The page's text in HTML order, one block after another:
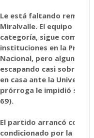
Le está faltando
Miralvalle. El equipo
categoría, sigue
instituciones en la
Nacional, pero algunas
escapando casi sobre la
en casa ante la
prórroga le impidió
69).
El partido arrancó con
condicionado por la dos